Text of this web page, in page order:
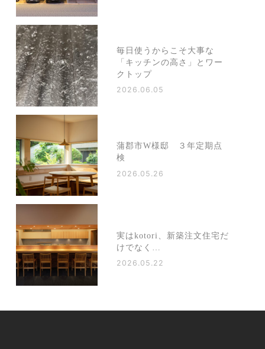
毎日使うからこそ大事な
「キッチンの高さ」とワー
クトップ
2026.06.05
蒲郡市W様邸 ３年定期点
検
2026.05.26
実はkotori、新築注文住宅だ
けでなく…
2026.05.22